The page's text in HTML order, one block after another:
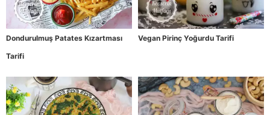
Dondurulmuş Patates Kızartması
Tarifi
Vegan Pirinç Yoğurdu Tarifi